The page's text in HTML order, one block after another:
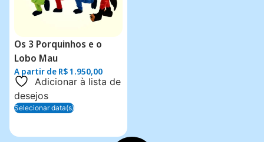
Os 3 Porquinhos e o
Lobo Mau
A partir de R$1.950,00
Adicionar à lista de
desejos
Selecionar data(s)